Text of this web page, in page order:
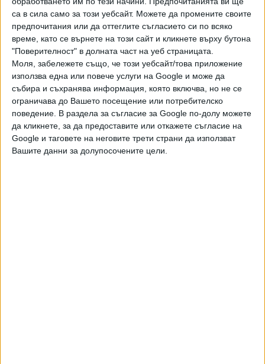
са в сила само за този уебсайт. Можете да промените своите
предпочитания или да оттеглите съгласието си по всяко
време, като се върнете на този сайт и кликнете върху бутона
"Поверителност" в долната част на уеб страницата.
Моля, забележете също, че този уебсайт/това приложение
използва една или повече услуги на Google и може да
събира и съхранява информация, която включва, но не се
ограничава до Вашето посещение или потребителско
поведение. В раздела за съгласие за Google по-долу можете
да кликнете, за да предоставите или откажете съгласие на
Google и таговете на неговите трети страни да използват
Вашите данни за долупосочените цели.
ПОСЛЕ Разгледай всички